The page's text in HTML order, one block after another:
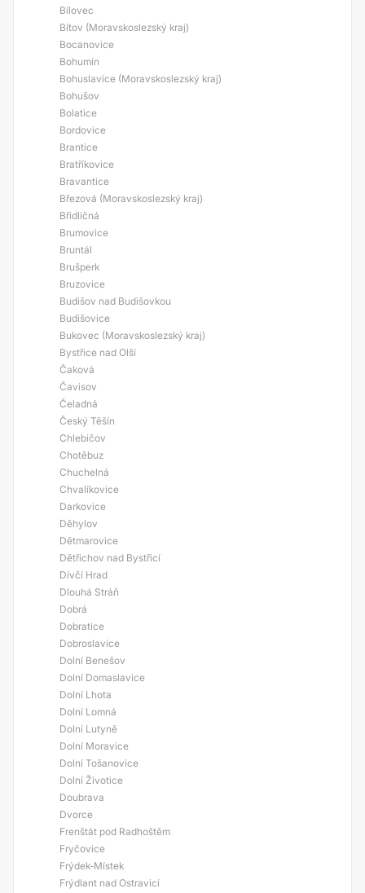
Bílovec
Bítov (Moravskoslezský kraj)
Bocanovice
Bohumín
Bohuslavice (Moravskoslezský kraj)
Bohušov
Bolatice
Bordovice
Brantice
Bratříkovice
Bravantice
Březová (Moravskoslezský kraj)
Břidličná
Brumovice
Bruntál
Brušperk
Bruzovice
Budišov nad Budišovkou
Budišovice
Bukovec (Moravskoslezský kraj)
Bystřice nad Olší
Čaková
Čavisov
Čeladná
Český Těšín
Chlebičov
Chotěbuz
Chuchelná
Chvalíkovice
Darkovice
Děhylov
Dětmarovice
Dětřichov nad Bystřicí
Dívčí Hrad
Dlouhá Stráň
Dobrá
Dobratice
Dobroslavice
Dolní Benešov
Dolní Domaslavice
Dolní Lhota
Dolní Lomná
Dolní Lutyně
Dolní Moravice
Dolní Tošanovice
Dolní Životice
Doubrava
Dvorce
Frenštát pod Radhoštěm
Fryčovice
Frýdek-Místek
Frýdlant nad Ostravicí